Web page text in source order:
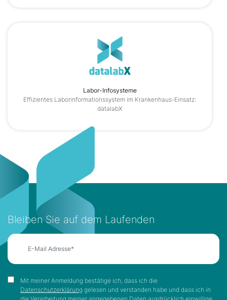
Labor-Infosysteme
Effizientes Laborinformationssystem im Krankenhaus-Einsatz:
datalabX
Bleiben Sie auf dem Laufenden
Mit meiner Anmeldung bestätige ich, dass ich die
Datenschutzerklärung gelesen und verstanden habe und dass ich in